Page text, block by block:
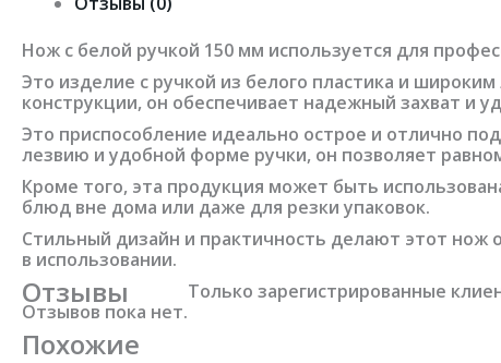
Нож с белой ручкой 150 мм используется для
Это изделие с ручкой из белого пластика и
конструкции, он обеспечивает надежный захват и
Это приспособление идеально острое и отлично
лезвию и удобной форме ручки, он позволяет
Кроме того, эта продукция может быть
блюд вне дома или даже для резки упаковок.
Стильный дизайн и практичность делают этот
в использовании.
Отзывы
Отзывов пока нет.
Только зарегистрированные
Похожие